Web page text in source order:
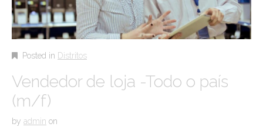
Posted in Distritos
Vendedor de loja -Todo o país
(m/f)
by admin on